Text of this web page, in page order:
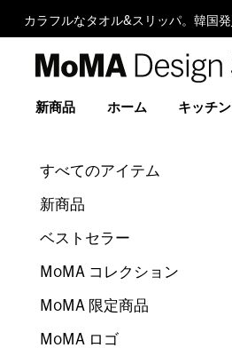
カラフルなタオル&スリッパ。韓国発
新商品 ホーム キッチン
すべてのアイテム
新商品
ベストセラー
MoMA コレクション
MoMA 限定商品
MoMA ロゴ